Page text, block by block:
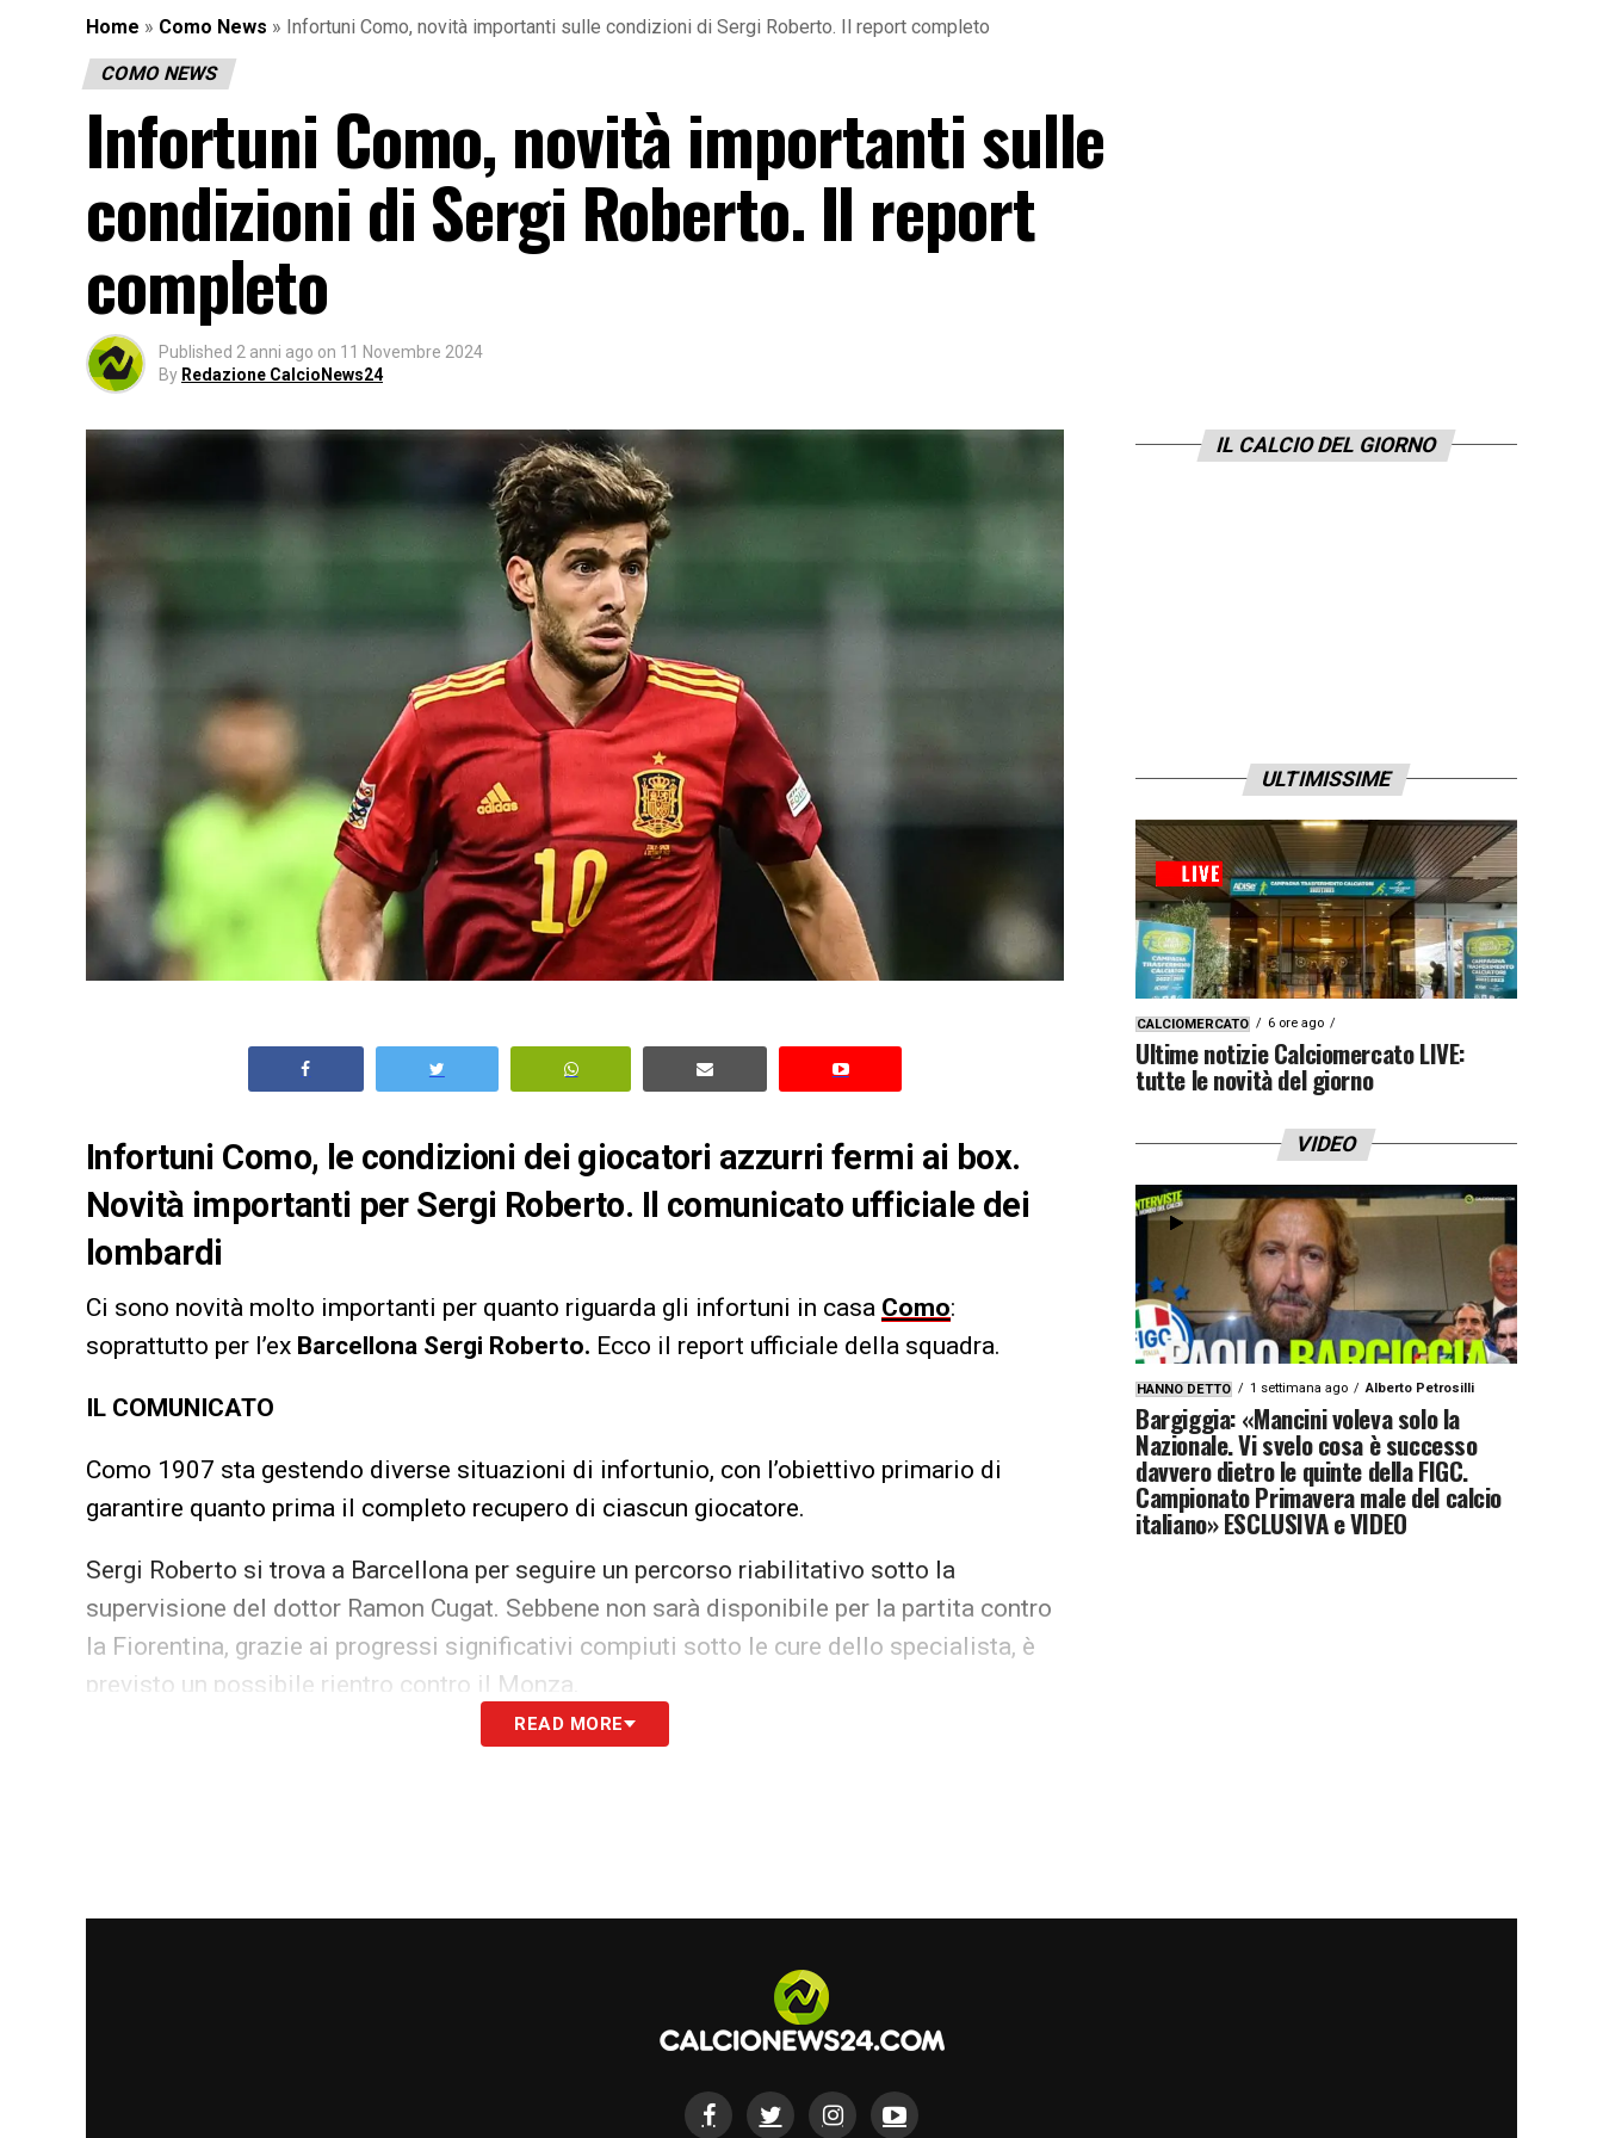
Home » Como News » Infortuni Como, novità importanti sulle condizioni di Sergi Roberto. Il report completo
COMO NEWS
Infortuni Como, novità importanti sulle
condizioni di Sergi Roberto. Il report
completo
Published 2 anni ago on 11 Novembre 2024
By Redazione CalcioNews24
Infortuni Como, le condizioni dei giocatori azzurri fermi ai box.
Novità importanti per Sergi Roberto. Il comunicato ufficiale dei
lombardi
Ci sono novità molto importanti per quanto riguarda gli infortuni in casa Como:
soprattutto per l’ex Barcellona Sergi Roberto. Ecco il report ufficiale della squadra.
IL COMUNICATO
Como 1907 sta gestendo diverse situazioni di infortunio, con l’obiettivo primario di
garantire quanto prima il completo recupero di ciascun giocatore.
Sergi Roberto si trova a Barcellona per seguire un percorso riabilitativo sotto la
supervisione del dottor Ramon Cugat. Sebbene non sarà disponibile per la partita contro
la Fiorentina, grazie ai progressi significativi compiuti sotto le cure dello specialista, è
previsto un possibile rientro contro il Monza.
Maxi Perrone, dopo aver mostrato miglioramenti incoraggianti in seguito all’infortunio
Alessandro Gabrielloni è attualmente sottoposto ad accertamenti per un fastidio al
piano personalizzato che mira a garantire il suo ritorno in campo in condizioni ottimali
READ MORE
IL CALCIO DEL GIORNO
ULTIMISSIME
CALCIOMERCATO 6 ore ago
Ultime notizie Calciomercato LIVE:
tutte le novità del giorno
VIDEO
HANNO DETTO 1 settimana ago Alberto Petrosilli
Bargiggia: «Mancini voleva solo la
Nazionale. Vi svelo cosa è successo
davvero dietro le quinte della FIGC.
Campionato Primavera male del calcio
italiano» ESCLUSIVA e VIDEO